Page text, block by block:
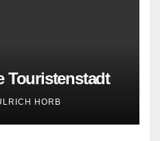
Touristenstadt
HORB